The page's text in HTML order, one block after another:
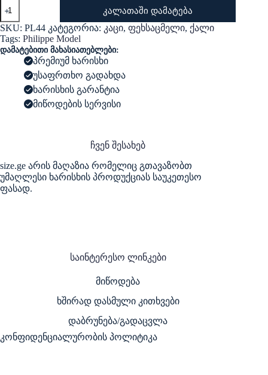
Philippe
Model
-
White
Leather
Sneakers
კალათაში დამატება
SKU: PL44 კატეგორია: კაცი, ფეხსაცმელი, ქალი
Tags: Philippe Model
დამატებითი მახასიათებლები:
პრემიუმ ხარისხი
უსაფრთხო გადახდა
ხარისხის გარანტია
მიწოდების სერვისი
ჩვენ შესახებ
size.ge არის მაღაზია რომელიც გთავაზობთ
უმაღლესი ხარისხის პროდუქციას საუკეთესო
ფასად.
საინტერესო ლინკები
მიწოდება
ხშირად დასმული კითხვები
დაბრუნება/გადაცვლა
კონფიდენციალურობის პოლიტიკა